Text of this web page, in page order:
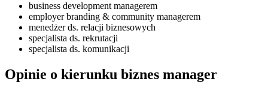
business development managerem
employer branding & community managerem
menedżer ds. relacji biznesowych
specjalista ds. rekrutacji
specjalista ds. komunikacji
Opinie o kierunku biznes manager